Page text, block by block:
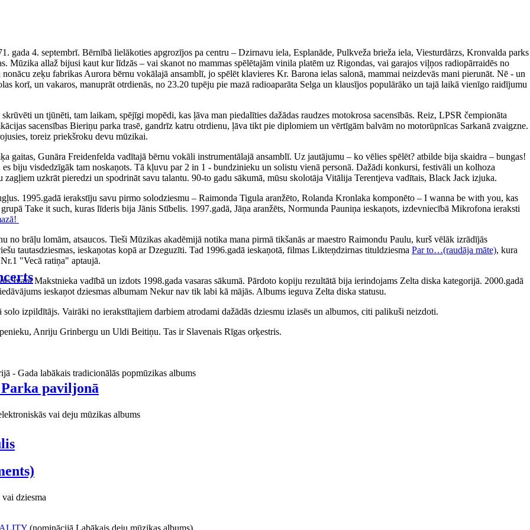
paviljonā
gada 4. septembrī. Bērnībā lielākoties apgrozījos pa centru – Dzirnavu iela, Esplanāde, Pulkveža brieža iela, Viesturdārzs, Kronvalda parks
Mūzika allaž bijusi kaut kur līdzās – vai skanot no mammas spēlētajām vinila platēm uz Rigondas, vai garajos viļņos radiopārraidēs no
zeķu fabrikas Aurora bērnu vokālajā ansamblī, jo spēlēt klavieres Kr. Barona ielas salonā, mammai neizdevās mani pierunāt. Nē - un
korī, un vakaros, manuprāt otrdienās, no 23.20 tupēju pie mazā radioaparāta Selga un klausījos populārāko un tajā laikā vienīgo raidījumu
un tjūnēti, tam laikam, spējīgi mopēdi, kas ļāva man piedalīties dažādas raudzes motokrosa sacensībās. Reiz, LPSR čempionāta
sacensības Bieriņu parka trasē, gandrīz katru otrdienu, ļāva tikt pie diplomiem un vērtīgām balvām no motorūpnīcas Sarkanā zvaigzne.
toreiz priekšroku devu mūzikai.
gaitas, Gunāra Freidenfelda vadītajā bērnu vokāli instrumentālajā ansamblī. Uz jautājumu – ko vēlies spēlēt? atbilde bija skaidra – bungas!
biju visdedzīgāk tam noskaņots. Tā kļuvu par 2 in 1 - bundzinieku un solistu vienā personā. Dažādi konkursi, festivāli un kolhoza
uzkrāt pieredzi un spodrināt savu talantu. 90-to gadu sākumā, mūsu skolotāja Vitālija Terentjeva vadītais, Black Jack izjuka.
1995.gadā ierakstīju savu pirmo solodziesmu – Raimonda Tigula aranžēto, Rolanda Kronlaka komponēto – I wanna be with you, kas
Take it such, kuras līderis bija Jānis Stībelis. 1997.gadā, Jāņa aranžēts, Normunda Pauniņa ieskaņots, izdevniecībā Mikrofona ieraksti
brāļu lomām, atsaucos. Tieši Mūzikas akadēmijā notika mana pirmā tikšanās ar maestro Raimondu Paulu, kurš vēlāk izrādījās
tautasdziesmas, ieskaņotas kopā ar Dzeguzīti. Tad 1996.gadā ieskaņotā, filmas Likteņdzirnas tituldziesma Par to…(raudāja māte), kura
"Vecā ratiņa" aptaujā.
Ivara Makstnieka vadībā un izdots 1998.gada vasaras sākumā. Pārdoto kopiju rezultātā bija ierindojams Zelta diska kategorijā. 2000.gadā
ieskaņot dziesmas albumam Nekur nav tik labi kā mājās. Albums ieguva Zelta diska statusu.
izpildītājs. Vairāki no ierakstītajiem darbiem atrodami dažādās dziesmu izlasēs un albumos, citi palikuši neizdoti.
Anriju Grinbergu un Uldi Beitiņu. Tas ir Slavenais Rīgas orķestris.
- Gada labākais tradicionālās popmūzikas albums
vai deju mūzikas albums
dziesma
(nominācijā Labākais deju mūzikas albums)